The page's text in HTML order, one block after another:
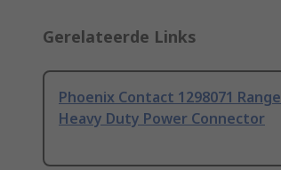
Gerelateerde Links
Phoenix Contact 1298071 Range
Heavy Duty Power Connector